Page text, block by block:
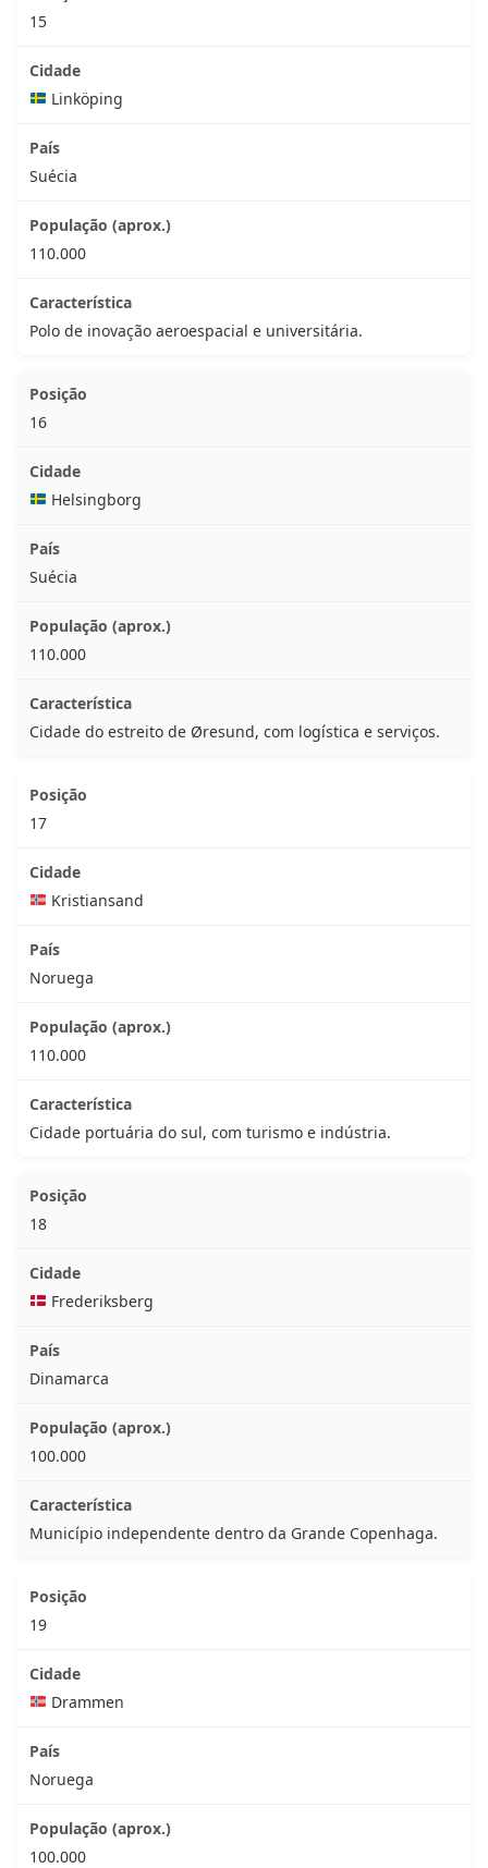
15
Linköping
Suécia
110.000
Polo de inovação aeroespacial e universitária.
16
Helsingborg
Suécia
110.000
Cidade do estreito de Øresund, com logística e serviços.
17
Kristiansand
Noruega
110.000
Cidade portuária do sul, com turismo e indústria.
18
Frederiksberg
Dinamarca
100.000
Município independente dentro da Grande Copenhaga.
19
Drammen
Noruega
100.000